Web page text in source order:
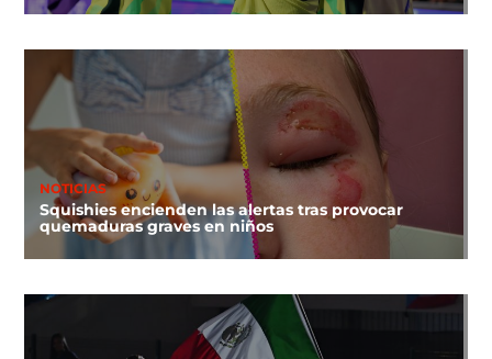
NOTICIAS
Squishies encienden las alertas tras provocar
quemaduras graves en niños